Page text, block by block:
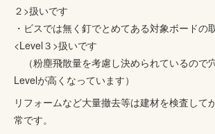
２>扱いです
・ビスでは無く釘でとめてある対象ボードの
<Level３>扱いです
（粉塵飛散量を考慮し決められているので
Levelが高くなっています）
リフォームなど大量撤去等は建材を検査して
常です。